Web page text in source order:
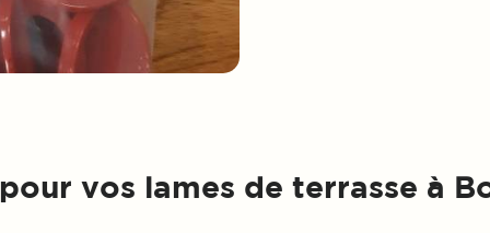
pour vos ames d e terrasse à B